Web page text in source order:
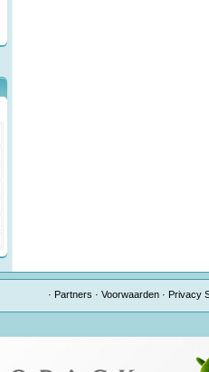
· Partners ·Voorwaarden · Privacy